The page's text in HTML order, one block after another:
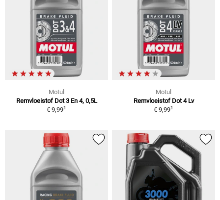
Motul
Remvloeistof Dot 3 En 4, 0,5L
€ 9,991
Motul
Remvloeistof Dot 4 Lv
€ 9,991